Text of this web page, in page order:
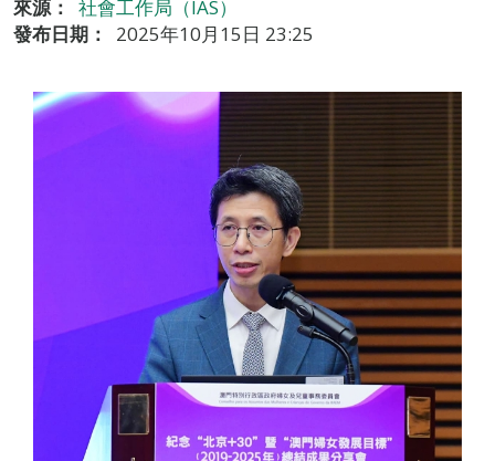
來源：
社會工作局（IAS）
發布日期：
2025年10月15日 23:25